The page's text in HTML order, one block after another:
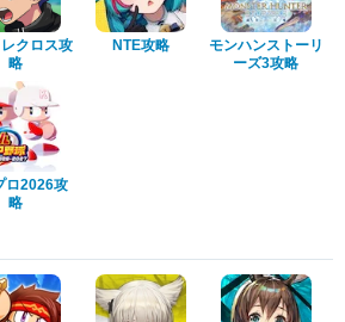
クロス攻
略
NTE攻略
モンハンストーリ
ーズ3攻略
ロ2026攻
略